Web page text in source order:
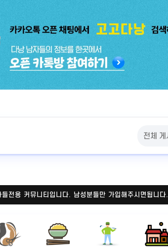
전용 커뮤니티입니다. 남성분들만 가입해주시면됩니다.